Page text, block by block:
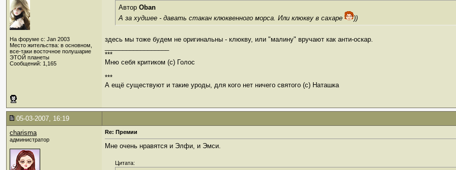
На форуме с: Jan 2003
Место жительства: в основном,
все-таки восточное полушарие
ЭТОЙ планеты
Сообщений: 1,165
Автор Oban
А за худшее - давать стакан клюквенного морса. Или клюкву в сахаре
))
здесь мы тоже будем не оригинальны - клюкву, или "малину" вручают как анти-оскар.
***
Мню себя критиком (c) Голос
***
А ещё существуют и такие уроды, для кого нет ничего святого (с) Наташка
05-03-2007, 16:19
charisma
администратор
Re: Премии
Мне очень нравятся и Элфи, и Эмси.
Цитата: